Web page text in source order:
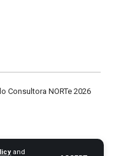
and
Consultora NORTe 2026